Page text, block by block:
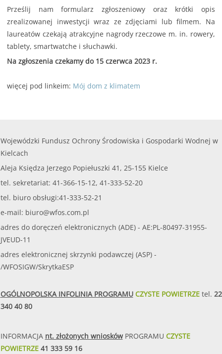
Prześlij nam formularz zgłoszeniowy oraz krótki opis
zrealizowanej inwestycji wraz ze zdjęciami lub filmem. Na
laureatów czekają atrakcyjne nagrody rzeczowe m. in. rowery,
tablety, smartwatche i słuchawki.
Na zgłoszenia czekamy do 15 czerwca 2023 r.
więcej pod linkeim: Mój dom z klimatem
Wojewódzki Fundusz Ochrony Środowiska i Gospodarki Wodnej w
Kielcach
Aleja Księdza Jerzego Popiełuszki 41, 25-155 Kielce
tel. sekretariat: 41-366-15-12, 41-333-52-20
tel. biuro obsługi:41-333-52-21
e-mail: biuro@wfos.com.pl
adres do doręczeń elektronicznych (ADE) - AE:PL-80497-31955-
JVEUD-11
adres elektronicznej skrzynki podawczej (ASP) -
/WFOSIGW/SkrytkaESP
OGÓLNOPOLSKA INFOLINIA PROGRAMUCZYSTE POWIETRZEtel. 22
340 40 80
INFORMACJA nt. złożonych wnioskówPROGRAMU CZYSTE
POWIETRZE41 333 59 16